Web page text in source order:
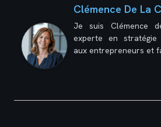
Clémence De La
Je suis Clémence
experte en stratégie
aux entrepreneurs et